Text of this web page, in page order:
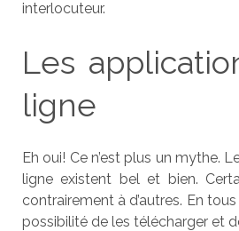
interlocuteur.
Les
ligne
Eh oui! Ce n’est plus un mythe.
ligne existent bel et bien.
contrairement à d’autres. En
possibilité de les télécharger et